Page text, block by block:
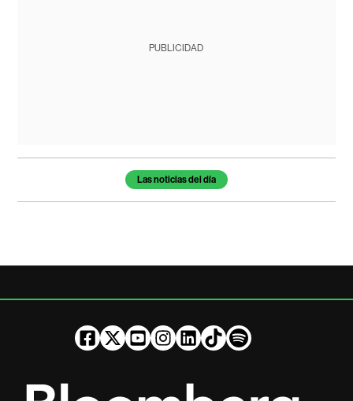
PUBLICIDAD
Temas de este artículoLas noticias del día